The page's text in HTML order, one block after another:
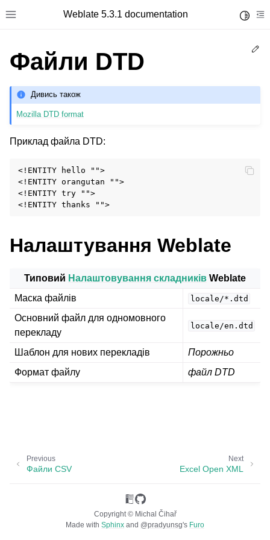
Toggle site navigation sidebar
Weblate 5.3.1 documentation
Файли DTD
Дивись також
Mozilla DTD format
Приклад файла DTD:
<!ENTITY hello "">
<!ENTITY orangutan "">
<!ENTITY try "">
<!ENTITY thanks "">
Налаштування Weblate
Типовий Налаштовування складників Weblate
Маска файлів
locale/*.dtd
Основний файл для одномовного
перекладу
locale/en.dtd
Шаблон для нових перекладів
Порожньо
Формат файлу
файл DTD
Next
Excel Open XML
Previous
Файли CSV
Copyright © Michal Čihař
Made with Sphinx and @pradyunsg's Furo